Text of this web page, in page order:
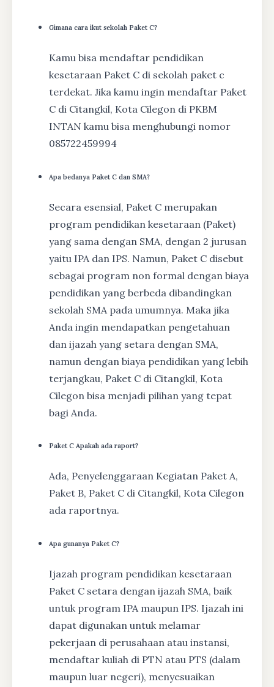
Gimana cara ikut sekolah Paket C?
Kamu bisa mendaftar pendidikan
kesetaraan Paket C di sekolah paket c
terdekat. Jika kamu ingin mendaftar Paket
C di Citangkil, Kota Cilegon di PKBM
INTAN kamu bisa menghubungi nomor
085722459994
Apa bedanya Paket C dan SMA?
Secara esensial, Paket C merupakan
program pendidikan kesetaraan (Paket)
yang sama dengan SMA, dengan 2 jurusan
yaitu IPA dan IPS. Namun, Paket C disebut
sebagai program non formal dengan biaya
pendidikan yang berbeda dibandingkan
sekolah SMA pada umumnya. Maka jika
Anda ingin mendapatkan pengetahuan
dan ijazah yang setara dengan SMA,
namun dengan biaya pendidikan yang lebih
terjangkau, Paket C di Citangkil, Kota
Cilegon bisa menjadi pilihan yang tepat
bagi Anda.
Paket C Apakah ada raport?
Ada, Penyelenggaraan Kegiatan Paket A,
Paket B, Paket C di Citangkil, Kota Cilegon
ada raportnya.
Apa gunanya Paket C?
Ijazah program pendidikan kesetaraan
Paket C setara dengan ijazah SMA, baik
untuk program IPA maupun IPS. Ijazah ini
dapat digunakan untuk melamar
pekerjaan di perusahaan atau instansi,
mendaftar kuliah di PTN atau PTS (dalam
maupun luar negeri), menyesuaikan